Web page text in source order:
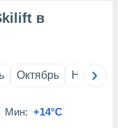
в
Октябрь Ноябрь
Мин: +14°C